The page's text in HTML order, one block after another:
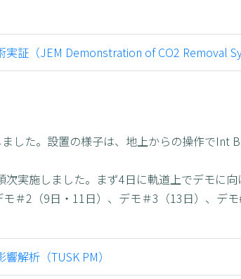
証（JEM Demonstration of CO2 Removal
した。設置の様子は、地上からの操作でInt
実施しました。まず4日に軌道上でデモに
＃2（9日・11日）、デモ＃3（13日）、デ
解析（TUSK PM）